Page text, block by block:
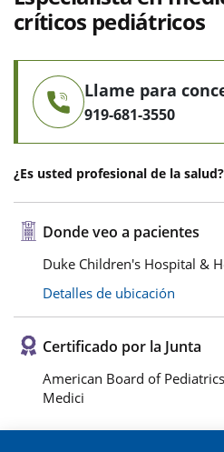
críticos pediátricos
Llame para
919-681-3550
¿Es usted profesional de la salud?
Donde veo a pacientes
Duke Children's Hospital &
Detalles de ubicación
Certificado por la Junta
American Board of
Medici